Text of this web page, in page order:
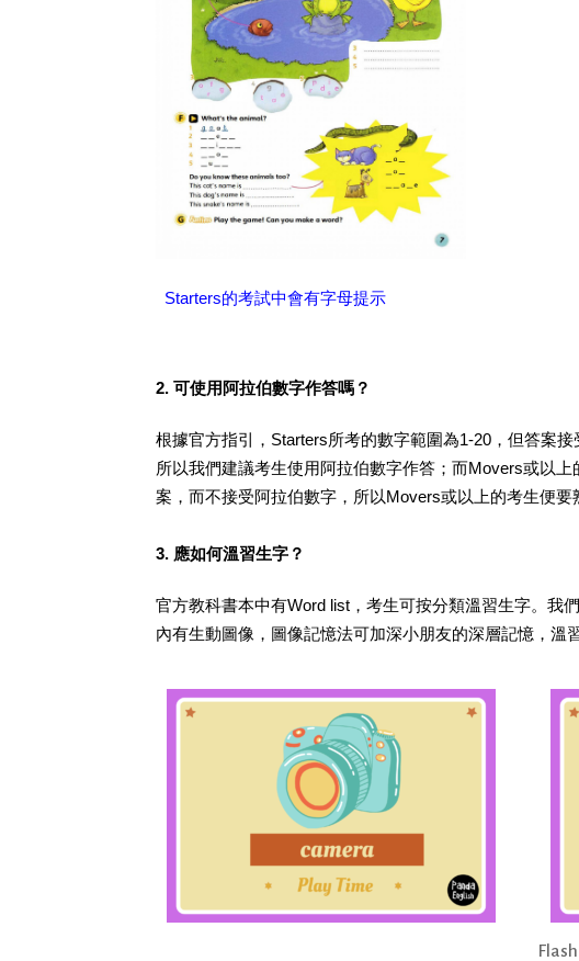
Starters的考試中會有字母提示
2. 可使用阿拉伯數字作答嗎？
根據官方指引，Starters所考的數字範圍為1-20，但答案
所以我們建議考生使用阿拉伯數字作答；而Movers或以
案，而不接受阿拉伯數字，所以Movers或以上的考生便要
3. 應如何溫習生字？
官方教科書本中有Word list，考生可按分類溫習生字。我
內有生動圖像，圖像記憶法可加深小朋友的深層記憶，溫